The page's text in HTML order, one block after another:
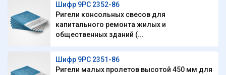
Шифр 9РС 2352-86
Ригели консольных свесов для
капитального ремонта жилых и
общественных зданий (...
Шифр 9РС 2351-86
Ригели малых пролетов высотой 450 мм для